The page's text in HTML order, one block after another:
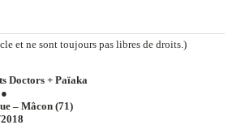
et ne sont toujours pas libres de droits.)
Doctors + Païaka
– Mâcon (71)